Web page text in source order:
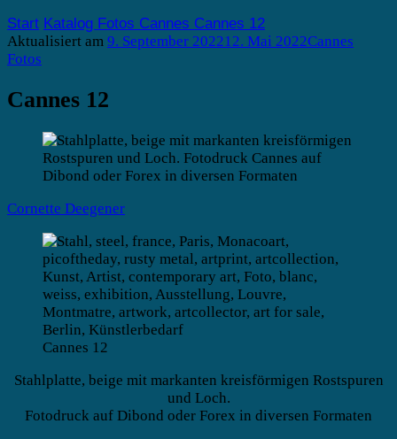
Start Katalog Fotos Cannes Cannes 12
Aktualisiert am 9. September 202212. Mai 2022Cannes
Fotos
Cannes 12
Cornette Deegener
Cannes 12
Stahlplatte, beige mit markanten kreisförmigen Rostspuren
und Loch.
Fotodruck auf Dibond oder Forex in diversen Formaten